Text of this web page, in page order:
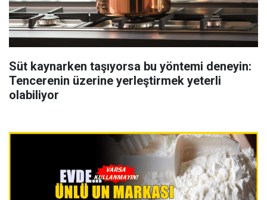
Süt kaynarken taşıyorsa bu yöntemi deneyin:
Tencerenin üzerine yerleştirmek yeterli
olabiliyor